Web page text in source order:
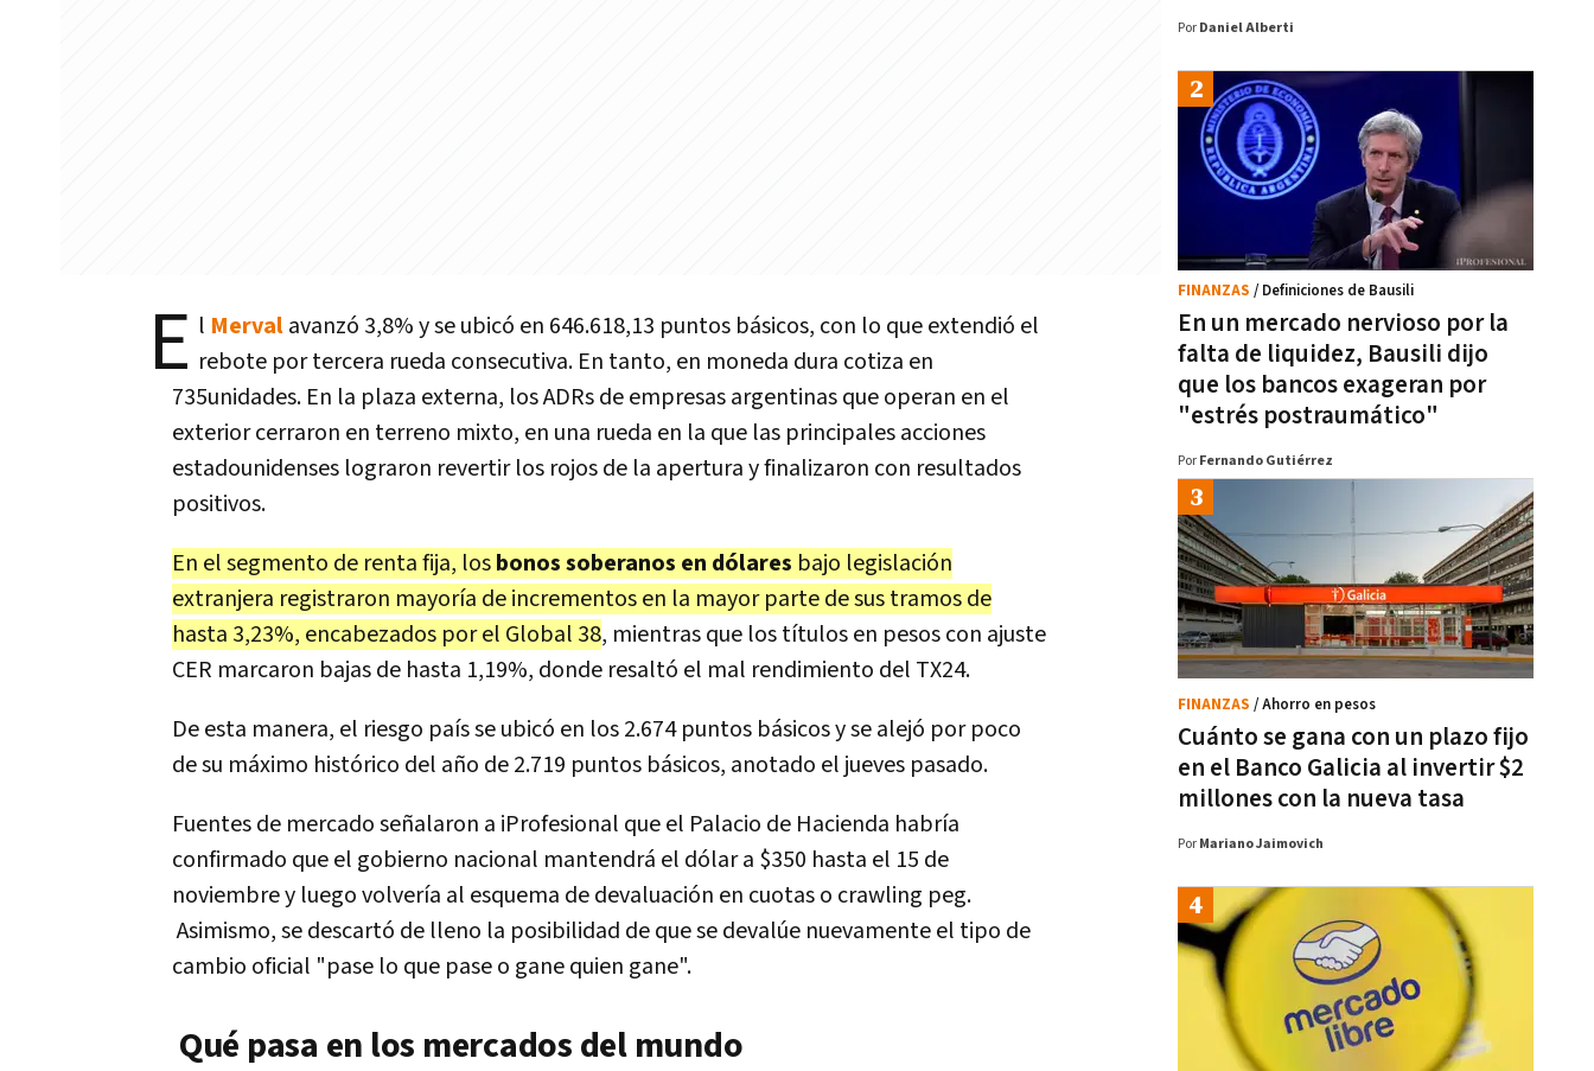
E l Mervalavanzó 3,8% y se ubicó en 646.618,13 puntos básicos, con lo que extendió el
rebote por tercera rueda consecutiva. En tanto, en moneda dura cotiza en
735unidades. En la plaza externa, los ADRs de empresas argentinas que operan en el
exterior cerraron en terreno mixto, en una rueda en la que las principales acciones
estadounidenses lograron revertir los rojos de la apertura y finalizaron con resultados
positivos.
En el segmento de renta fija, losbonos soberanos en dólares bajo legislación
extranjera registraron mayoría de incrementos en la mayor parte de sus tramos de
hasta 3,23%, encabezados por el Global 38, mientras que los títulos en pesos con ajuste
CER marcaron bajas de hasta 1,19%, donde resaltó el mal rendimiento del TX24.
De esta manera, el riesgo país se ubicó en los 2.674 puntos básicos y se alejó por poco
de su máximo histórico del año de 2.719 puntos básicos, anotado el jueves pasado.
Fuentes de mercado señalaron a iProfesional que el Palacio de Hacienda habría
confirmado que el gobierno nacional mantendrá el dólar a $350 hasta el 15 de
noviembre y luego volvería al esquema de devaluación en cuotas o crawling peg.
Asimismo, se descartó de lleno la posibilidad de que se devalúe nuevamente el tipo de
cambio oficial "pase lo que pase o gane quien gane".
Qué pasa en los mercados del mundo
Por Daniel Alberti
En un mercado nervioso por la
falta de liquidez, Bausili dijo
que los bancos exageran por
"estrés postraumático"
FINANZAS / Definiciones de Bausili
Por Fernando Gutiérrez
Cuánto se gana con un plazo fijo
en el Banco Galicia al invertir $2
millones con la nueva tasa
FINANZAS / Ahorro en pesos
Por Mariano Jaimovich